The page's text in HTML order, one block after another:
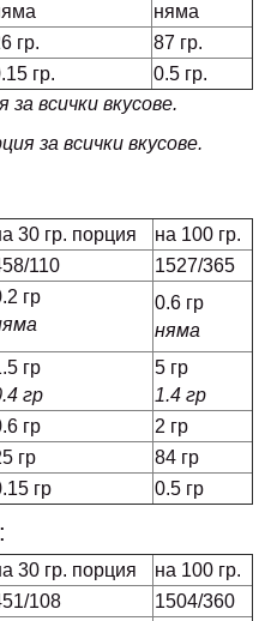
няма
гр.
87 гр.
гр.
0.5 гр.
всички вкусове.
за всички вкусове.
30 гр. порция
на 100 гр.
110
1527/365
гр
0.6 гр
няма
гр
гр
5 гр
1.4 гр
гр
2 гр
гр
84 гр
гр 0.5 гр
30 гр. порция
на 100 гр.
108
1504/360